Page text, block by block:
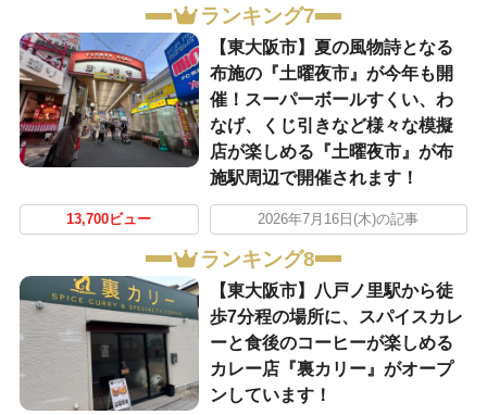
ランキング7
【東大阪市】夏の風物詩となる
布施の『土曜夜市』が今年も開
催！スーパーボールすくい、わ
なげ、くじ引きなど様々な模擬
店が楽しめる『土曜夜市』が布
施駅周辺で開催されます！
13,700ビュー 2026年7月16日(木)の記事
ランキング8
【東大阪市】八戸ノ里駅から徒
歩7分程の場所に、スパイスカレ
ーと食後のコーヒーが楽しめる
カレー店『裏カリー』がオープ
ンしています！